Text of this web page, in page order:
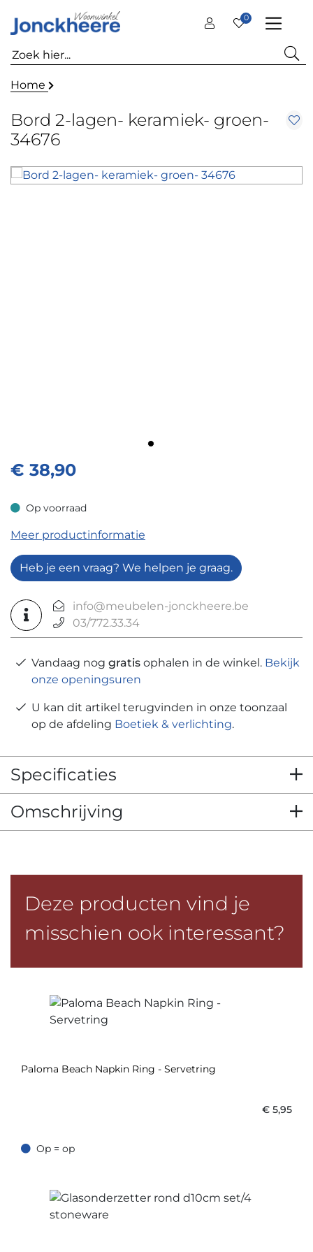
0
Home
Bord 2-lagen- keramiek- groen-
34676
€ 38,90
Op voorraad
Op voorraad
Meer productinformatie
Heb je een vraag? We helpen je graag.
info@meubelen-jonckheere.be
03/772.33.34
Vandaag nog gratis ophalen in de winkel. Bekijk
onze openingsuren
U kan dit artikel terugvinden in onze toonzaal
op de afdeling Boetiek & verlichting.
Specificaties
Omschrijving
Deze producten vind je
misschien ook interessant?
Paloma Beach Napkin Ring - Servetring
€ 5,95
Op = op
Op = op